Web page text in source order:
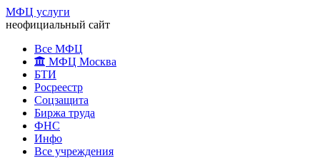
МФЦ услуги
неофициальный сайт
Все МФЦ
МФЦ Москва
БТИ
Росреестр
Соцзащита
Биржа труда
ФНС
Инфо
Все учреждения